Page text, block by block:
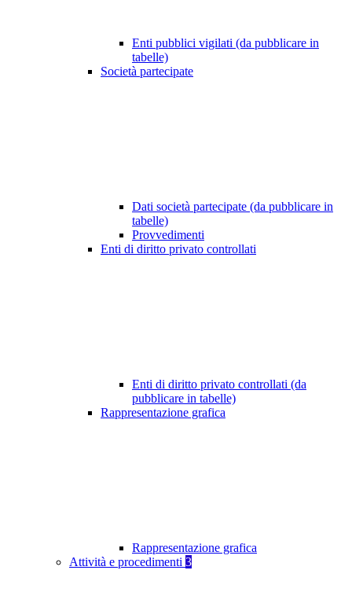
Enti pubblici vigilati (da pubblicare in
tabelle)
Società partecipate
Dati società partecipate (da pubblicare in
tabelle)
Provvedimenti
Enti di diritto privato controllati
Enti di diritto privato controllati (da
pubblicare in tabelle)
Rappresentazione grafica
Rappresentazione grafica
Attività e procedimenti 3